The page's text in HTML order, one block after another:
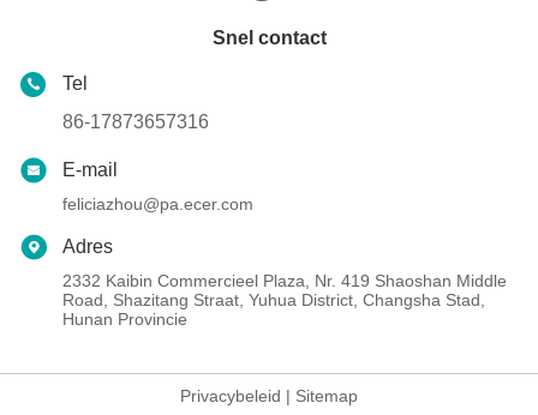
Snel contact
Tel
86-17873657316
E-mail
feliciazhou@pa.ecer.com
Adres
2332 Kaibin Commercieel Plaza, Nr. 419 Shaoshan Middle
Road, Shazitang Straat, Yuhua District, Changsha Stad,
Hunan Provincie
Privacybeleid | Sitemap